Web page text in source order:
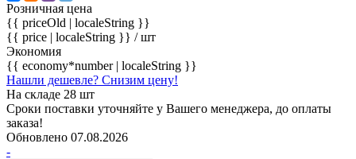
Розничная цена
{{ priceOld | localeString }}
{{ price | localeString }} / шт
Экономия
{{ economy*number | localeString }}
Нашли дешевле? Снизим цену!
На складе 28 шт
Сроки поставки уточняйте у Вашего менеджера, до оплаты
заказа!
Обновлено 07.08.2026
-